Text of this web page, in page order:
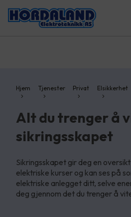
Hjem Tjenester Privat Elsikkerhet
Alt du trenger å
sikringsskapet
Sikringsskapet gir deg en
elektriske kurser og kan ses på
elektriske anlegget ditt, selve
deg gjennom det du trenger å